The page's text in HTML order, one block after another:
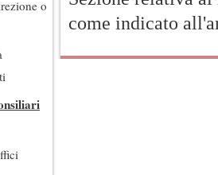
o
come indicato